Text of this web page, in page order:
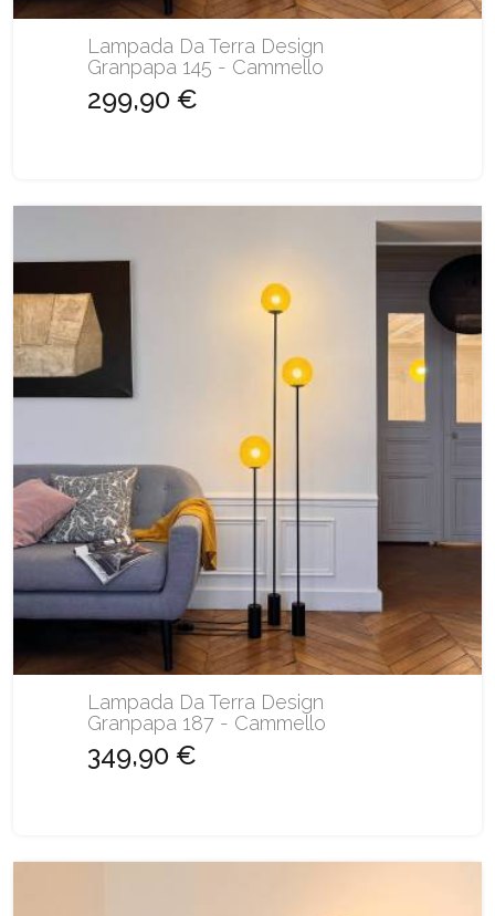
Lampada Da Terra Design
Granpapa 145 - Cammello
299,90 €
Lampada Da Terra Design
Granpapa 187 - Cammello
349,90 €